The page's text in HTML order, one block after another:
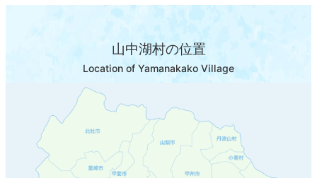
山中湖村の位置
Location of Yamanakako Village